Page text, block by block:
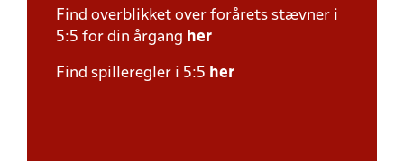
Find overblikket over forårets stævner i
5:5 for din årgang her
Find spilleregler i 5:5 her